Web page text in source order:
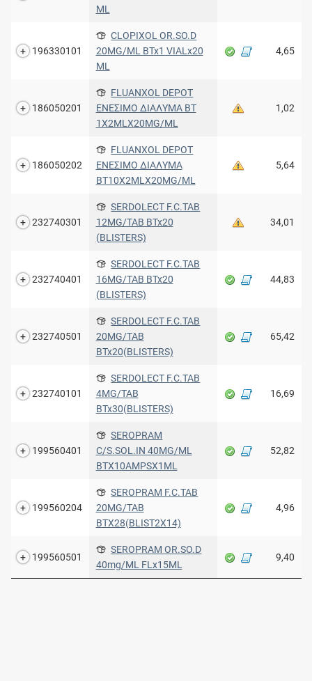
ML
196330101
CLOPIXOL OR.SO.D
20MG/ML BTx1 VIALx20
ML
4,65
186050201
FLUANXOL DEPOT
ENEΣIMO ΔIAΛYMA BT
1X2MLX20MG/ML
1,02
186050202
FLUANXOL DEPOT
ENEΣIMO ΔIAΛYMA
BT10X2MLX20MG/ML
5,64
232740301
SERDOLECT F.C.TAB
12MG/TAB BTx20
(BLISTERS)
34,01
232740401
SERDOLECT F.C.TAB
16MG/TAB BTx20
(BLISTERS)
44,83
232740501
SERDOLECT F.C.TAB
20MG/TAB
BTx20(BLISTERS)
65,42
232740101
SERDOLECT F.C.TAB
4MG/TAB
BTx30(BLISTERS)
16,69
199560401
SEROPRAM
C/S.SOL.IN 40MG/ML
BTX10AMPSX1ML
52,82
199560204
SEROPRAM F.C.TAB
20MG/TAB
BTX28(BLIST2X14)
4,96
199560501
SEROPRAM OR.SO.D
40mg/ML FLx15ML
9,40